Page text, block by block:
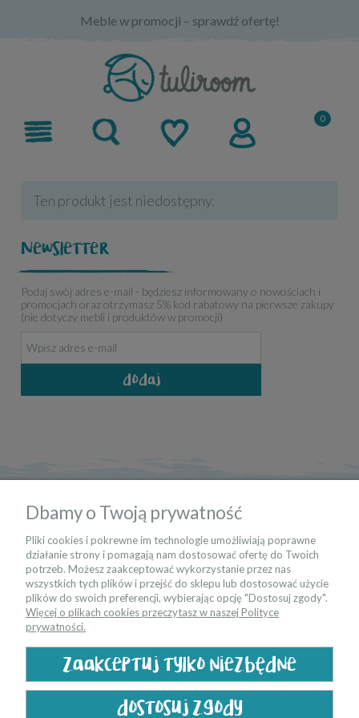
Meble w promocji – sprawdź ofertę!
Ten produkt jest niedostępny.
Newsletter
Podaj swój adres e-mail - będziesz informowany o nowościach i
promocjach oraz otrzymasz 5% kod rabatowy na pierwsze zakupy
(nie dotyczy mebli i produktów w promocji)
dodaj
moje konto
kontakt
bądź na bieżąco
Dbamy o Twoją prywatność
Pliki cookies i pokrewne im technologie umożliwiają poprawne
działanie strony i pomagają nam dostosować ofertę do Twoich
potrzeb. Możesz zaakceptować wykorzystanie przez nas
wszystkich tych plików i przejść do sklepu lub dostosować użycie
plików do swoich preferencji, wybierając opcję "Dostosuj zgody".
Więcej o plikach cookies przeczytasz w naszej Polityce
prywatności.
zaakceptuj tylko niezbędne
dostosuj zgody